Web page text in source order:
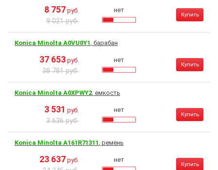
8 757 руб.
9 021 руб.
нет
Купить
Konica Minolta A0VU0Y1, барабан
37 653 руб.
38 781 руб.
нет
Купить
Konica Minolta A0XPWY2, емкость
3 531 руб.
3 636 руб.
нет
Купить
Konica Minolta A161R71311, ремень
23 637 руб. нет
Купить